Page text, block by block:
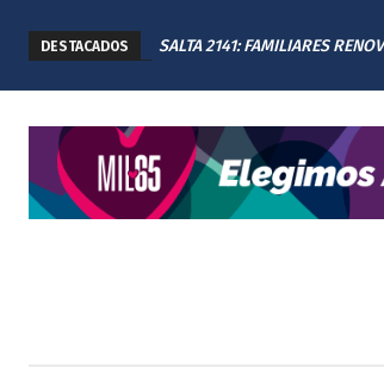
DESTACADOS
SALTA 2141: FAMILIARES